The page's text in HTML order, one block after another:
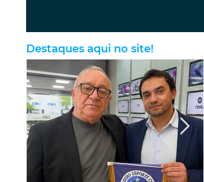
Destaques aqui no site!